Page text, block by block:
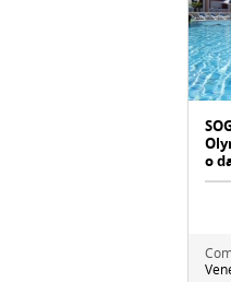
o